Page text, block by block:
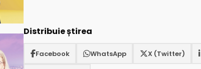
Distribuie știrea
Facebook WhatsApp X (Twitter)